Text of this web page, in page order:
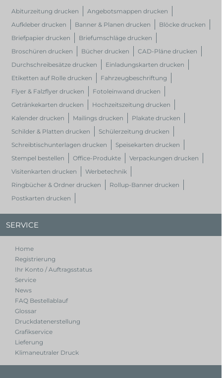
Abiturzeitung drucken
Angebotsmappen drucken
Aufkleber drucken
Banner & Planen drucken
Blöcke drucken
Briefpapier drucken
Briefumschläge drucken
Broschüren drucken
Bücher drucken
CAD-Pläne drucken
Durchschreibesätze drucken
Einladungskarten drucken
Etiketten auf Rolle drucken
Fahrzeugbeschriftung
Flyer & Falzflyer drucken
Fotoleinwand drucken
Getränkekarten drucken
Hochzeitszeitung drucken
Kalender drucken
Mailings drucken
Plakate drucken
Schilder & Platten drucken
Schülerzeitung drucken
Schreibtischunterlagen drucken
Speisekarten drucken
Stempel bestellen
Office-Produkte
Verpackungen drucken
Visitenkarten drucken
Werbetechnik
Ringbücher & Ordner drucken
Rollup-Banner drucken
Postkarten drucken
SERVICE
Home
Registrierung
Ihr Konto / Auftragsstatus
Service
News
FAQ Bestellablauf
Glossar
Druckdatenerstellung
Grafikservice
Lieferung
Klimaneutraler Druck